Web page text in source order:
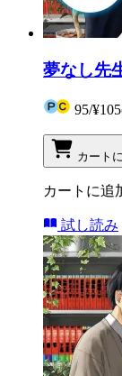
夢なし先
95/¥105
カート
カートに追
試し読み